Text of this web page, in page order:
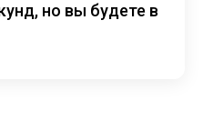
но вы будете в